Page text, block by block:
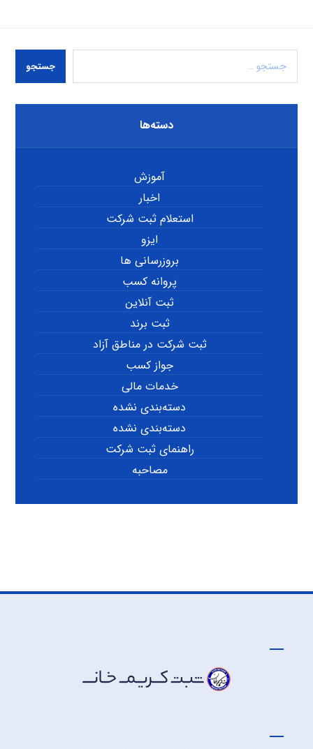
جستجو
دسته‌ها
آموزش
اخبار
استعلام ثبت شرکت
ایزو
بروزرسانی ها
پروانه کسب
ثبت آنلاین
ثبت برند
ثبت شرکت در مناطق آزاد
جواز کسب
خدمات مالی
دسته‌بندی نشده
دسته‌بندی نشده
راهنمای ثبت شرکت
مصاحبه